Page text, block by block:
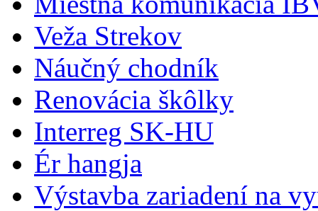
Veža Strekov
Náučný chodník
Renovácia škôlky
Interreg SK-HU
Ér hangja
Výstavba zariadení na